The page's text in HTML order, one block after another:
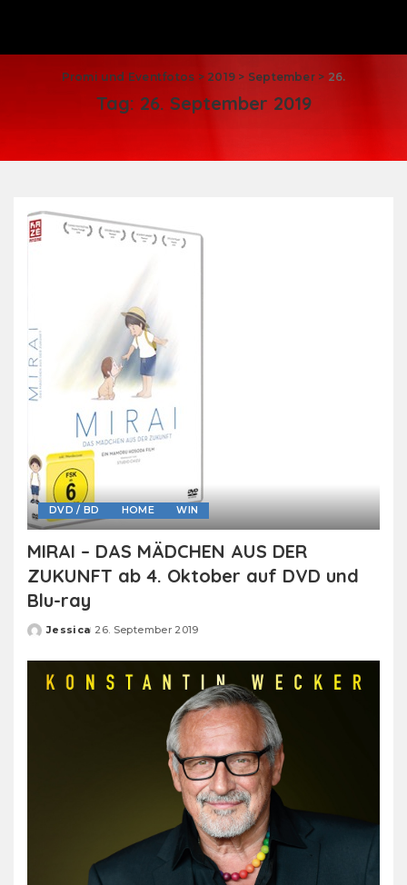
Promi und Eventfotos > 2019 > September> 26.
Tag: 26. September 2019
DVD / BD HOME WIN
MIRAI – DAS MÄDCHEN AUS DER
ZUKUNFT ab 4. Oktober auf DVD und
Blu-ray
Posted
Jessica 26. September 2019